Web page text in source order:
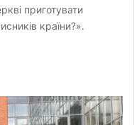
приготувати
країни?».